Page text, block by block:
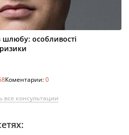
особливості
Коментарии:0
все консультации